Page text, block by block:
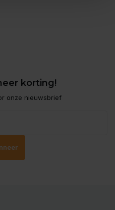
korting!
onze nieuwsbrief